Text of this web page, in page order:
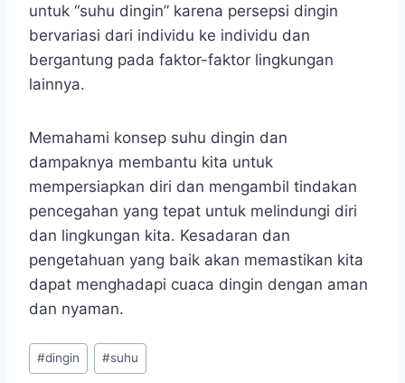
untuk “suhu dingin” karena persepsi dingin
bervariasi dari individu ke individu dan
bergantung pada faktor-faktor lingkungan
lainnya.
Memahami konsep suhu dingin dan
dampaknya membantu kita untuk
mempersiapkan diri dan mengambil tindakan
pencegahan yang tepat untuk melindungi diri
dan lingkungan kita. Kesadaran dan
pengetahuan yang baik akan memastikan kita
dapat menghadapi cuaca dingin dengan aman
dan nyaman.
Post
Tags:
#dingin #suhu